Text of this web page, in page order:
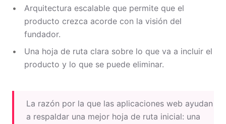
Arquitectura escalable que permite que el
producto crezca acorde con la visión del
fundador.
Una hoja de ruta clara sobre lo que va a incluir el
producto y lo que se puede eliminar.
La razón por la que las aplicaciones web ayudan
a respaldar una mejor hoja de ruta inicial: una